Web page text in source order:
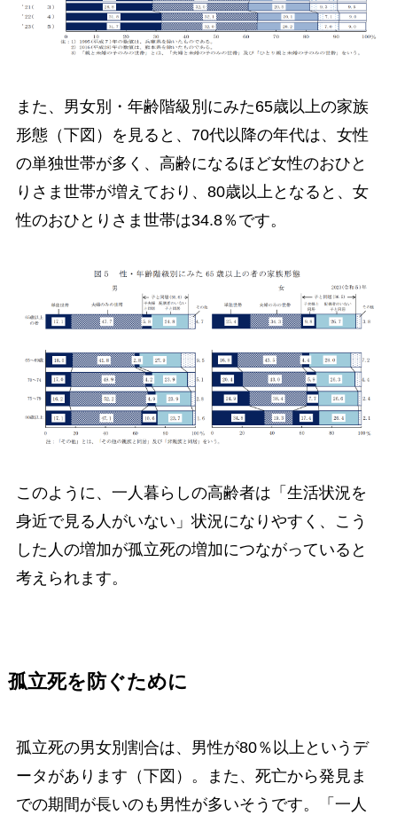
また、男女別・年齢階級別にみた65歳以上の家族
形態（下図）を見ると、70代以降の年代は、女性
の単独世帯が多く、高齢になるほど女性のおひと
りさま世帯が増えており、80歳以上となると、女
性のおひとりさま世帯は34.8％です。
このように、一人暮らしの高齢者は「生活状況を
身近で見る人がいない」状況になりやすく、こう
した人の増加が孤立死の増加につながっていると
考えられます。
孤立死を防ぐために
孤立死の男女別割合は、男性が80％以上というデ
ータがあります（下図）。また、死亡から発見ま
での期間が長いのも男性が多いそうです。「一人